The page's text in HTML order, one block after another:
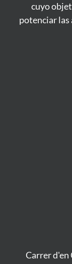
cuyo
potenciar las
Carrer d'en